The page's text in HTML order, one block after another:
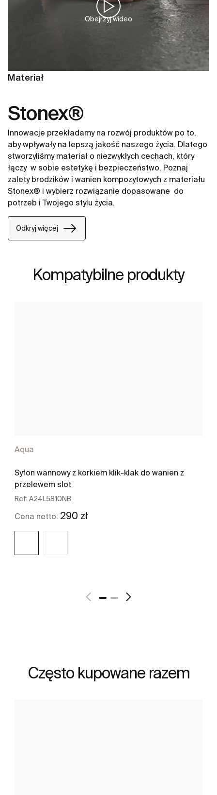
Obejrzyj wideo
Materiał
Stonex®
Innowacje przekładamy na rozwój produktów po to,
aby wpływały na lepszą jakość naszego życia. Dlatego
stworzyliśmy materiał o niezwykłych cechach, który
łączy ​ w sobie estetykę i bezpieczeństwo. Poznaj
zalety brodzików i wanien kompozytowych z materiału
Stonex® i wybierz rozwiązanie dopasowane ​ do
potrzeb i Twojego stylu życia.​
Odkryj więcej
Kompatybilne produkty
Aqua
Syfon wannowy z korkiem klik-klak do wanien z
przelewem slot
Ref: A24L5810NB
Cena netto: 290 zł
Często kupowane razem